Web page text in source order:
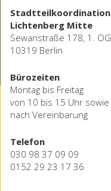
Stadtteilkoordination
Lichtenberg Mitte
Sewanstraße 178, 1. OG
10319 Berlin
Bürozeiten
Montag bis Freitag
von 10 bis 15 Uhr sowie
nach Vereinbarung
Telefon
030 98 37 09 09
0152 29 23 17 36